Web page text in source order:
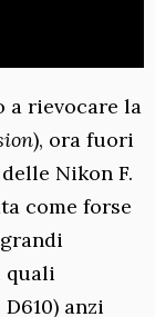
a rievocare la
), ora fuori
Nikon F.
come forse
quali
anzi